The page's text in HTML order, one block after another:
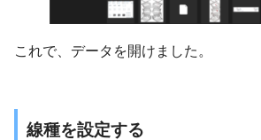
これで、データを開けました。
線種を設定する